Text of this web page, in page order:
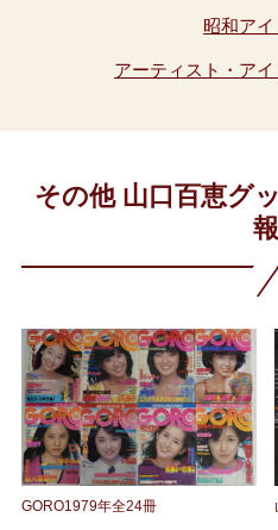
昭和ア
アーティスト・ア
その他 山口百恵グ
報
GORO1979年全24冊